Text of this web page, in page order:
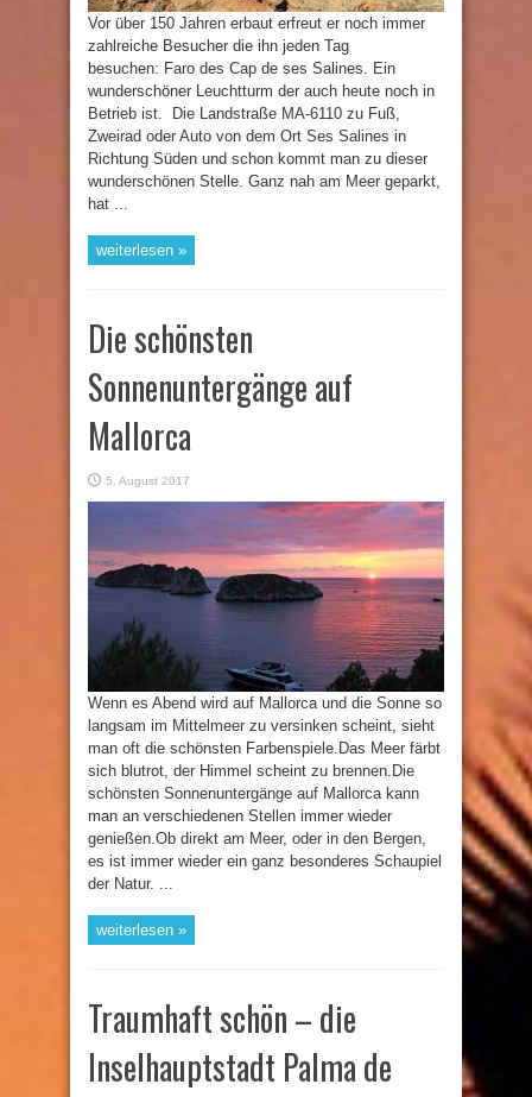
Vor über 150 Jahren erbaut erfreut er noch immer
zahlreiche Besucher die ihn jeden Tag
besuchen: Faro des Cap de ses Salines. Ein
wunderschöner Leuchtturm der auch heute noch in
Betrieb ist. Die Landstraße MA-6110 zu Fuß,
Zweirad oder Auto von dem Ort Ses Salines in
Richtung Süden und schon kommt man zu dieser
wunderschönen Stelle. Ganz nah am Meer geparkt,
hat ...
weiterlesen »
Die schönsten
Sonnenuntergänge auf
Mallorca
5. August 2017
Wenn es Abend wird auf Mallorca und die Sonne so
langsam im Mittelmeer zu versinken scheint, sieht
man oft die schönsten Farbenspiele.Das Meer färbt
sich blutrot, der Himmel scheint zu brennen.Die
schönsten Sonnenuntergänge auf Mallorca kann
man an verschiedenen Stellen immer wieder
genießen.Ob direkt am Meer, oder in den Bergen,
es ist immer wieder ein ganz besonderes Schaupiel
der Natur. ...
weiterlesen »
Traumhaft schön – die
Inselhauptstadt Palma de